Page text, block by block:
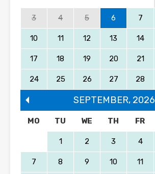
3 4 5 6 7
10 11 12 13 14
17 18 19 20 21
24 25 26 27 28
SEPTEMBER, 2026
MO TU WE TH FR
1 2 3 4
7 8 9 10 11